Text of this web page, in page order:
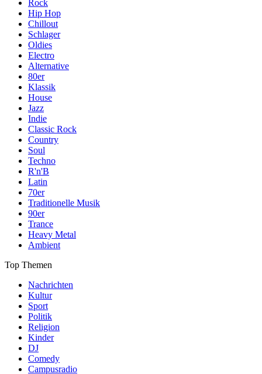
Rock
Hip Hop
Chillout
Schlager
Oldies
Electro
Alternative
80er
Klassik
House
Jazz
Indie
Classic Rock
Country
Soul
Techno
R'n'B
Latin
70er
Traditionelle Musik
90er
Trance
Heavy Metal
Ambient
Top Themen
Nachrichten
Kultur
Sport
Politik
Religion
Kinder
DJ
Comedy
Campusradio